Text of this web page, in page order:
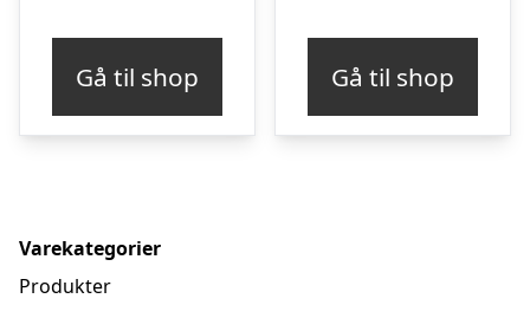
Gå til shop Gå til shop
Varekategorier
Produkter